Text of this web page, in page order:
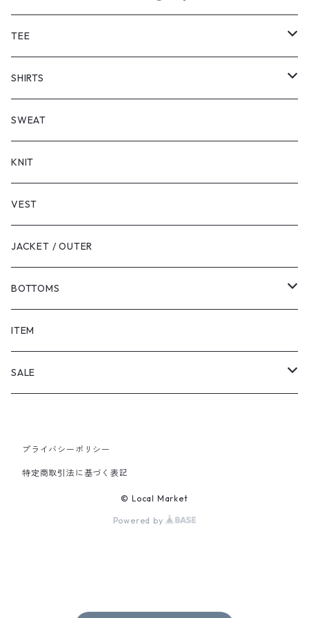
TEE
SHORT SLEEVE
LONG SLEEVE
SHIRTS
SHORT SLEEVE
LONG SLEEVE
SWEAT
KNIT
VEST
JACKET / OUTER
BOTTOMS
SHORTS
PANTS
ITEM
SALE
PANTS
プライバシーポリシー
特定商取引法に基づく表記
© Local Market
Powered by